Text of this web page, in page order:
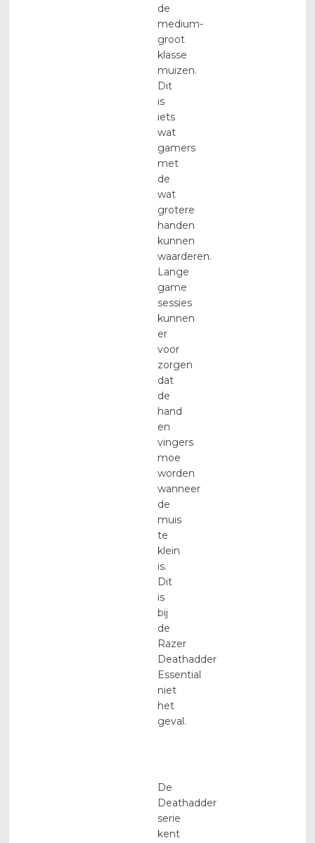
de
medium-
groot
klasse
muizen.
Dit
is
iets
wat
gamers
met
de
wat
grotere
handen
kunnen
waarderen.
Lange
game
sessies
kunnen
er
voor
zorgen
dat
de
hand
en
vingers
moe
worden
wanneer
de
muis
te
klein
is.
Dit
is
bij
de
Razer
Deathadder
Essential
niet
het
geval.
De
Deathadder
serie
kent